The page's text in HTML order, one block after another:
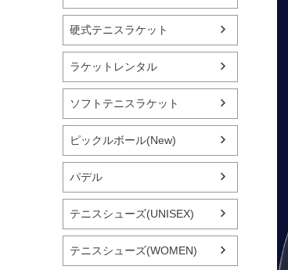
硬式テニスラケット
ラケットレンタル
ソフトテニスラケット
ピックルボール(New)
パデル
テニスシューズ(UNISEX)
テニスシューズ(WOMEN)